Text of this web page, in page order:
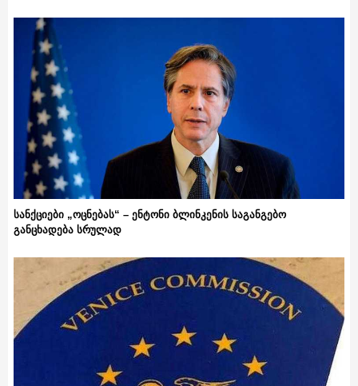
სანქციები „ოცნებას“ – ენტონი ბლინკენის საგანგებო
განცხადება სრულად